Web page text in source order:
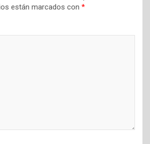
están marcados con *